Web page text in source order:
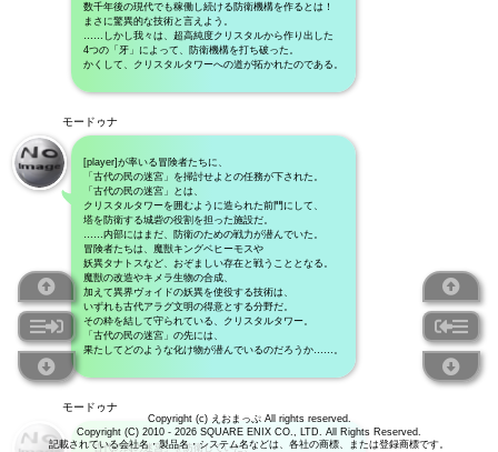
Copyright (c) えおまっぷ All rights reserved.
Copyright (C) 2010 - 2026 SQUARE ENIX CO., LTD. All Rights Reserved.
記載されている会社名・製品名・システム名などは、各社の商標、または登録商標です。
数千年後の現代でも稼働し続ける防衛機構を作るとは！
まさに驚異的な技術と言えよう。
……しかし我々は、超高純度クリスタルから作り出した
4つの「牙」によって、防衛機構を打ち破った。
かくして、クリスタルタワーへの道が拓かれたのである。
モードゥナ
[player]が率いる冒険者たちに、
「古代の民の迷宮」を掃討せよとの任務が下された。
「古代の民の迷宮」とは、
クリスタルタワーを囲むように造られた前門にして、
塔を防衛する城砦の役割を担った施設だ。
……内部にはまだ、防衛のための戦力が潜んでいた。
冒険者たちは、魔獣キングベヒーモスや
妖異タナトスなど、おぞましい存在と戦うこととなる。
魔獣の改造やキメラ生物の合成、
加えて異界ヴォイドの妖異を使役する技術は、
いずれも古代アラグ文明の得意とする分野だ。
その粋を結して守られている、クリスタルタワー。
「古代の民の迷宮」の先には、
果たしてどのような化け物が潜んでいるのだろうか……。
モードゥナ
「古代の民の迷宮」を防衛していた、